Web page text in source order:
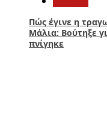
Πώς έγινε η
Μάλια: Βούτηξε
πνίγηκε